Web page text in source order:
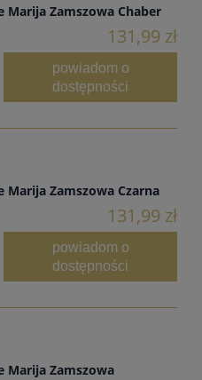
Marija Zamszowa Chaber
131,99 zł
powiadom o
dostępności
Marija Zamszowa Czarna
131,99 zł
powiadom o
dostępności
Marija Zamszowa